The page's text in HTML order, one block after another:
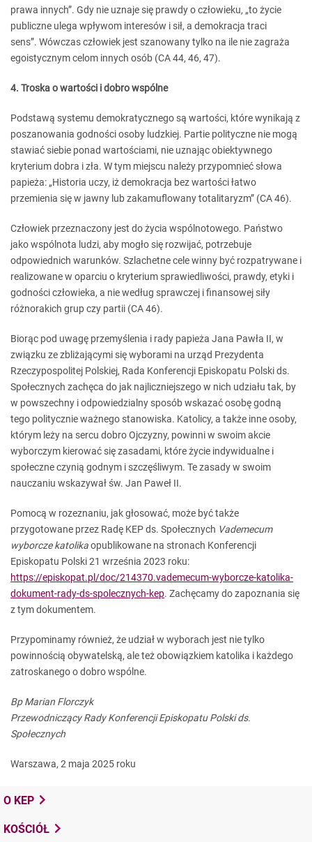
prawa innych”. Gdy nie uznaje się prawdy o człowieku, „to życie
publiczne ulega wpływom interesów i sił, a demokracja traci
sens”. Wówczas człowiek jest szanowany tylko na ile nie zagraża
egoistycznym celom innych osób (CA 44, 46, 47).
4. Troska o wartości i dobro wspólne
Podstawą systemu demokratycznego są wartości, które wynikają z
poszanowania godności osoby ludzkiej. Partie polityczne nie mogą
stawiać siebie ponad wartościami, nie uznając obiektywnego
kryterium dobra i zła. W tym miejscu należy przypomnieć słowa
papieża: „Historia uczy, iż demokracja bez wartości łatwo
przemienia się w jawny lub zakamuflowany totalitaryzm” (CA 46).
Człowiek przeznaczony jest do życia wspólnotowego. Państwo
jako wspólnota ludzi, aby mogło się rozwijać, potrzebuje
odpowiednich warunków. Szlachetne cele winny być rozpatrywane i
realizowane w oparciu o kryterium sprawiedliwości, prawdy, etyki i
godności człowieka, a nie według sprawczej i finansowej siły
różnorakich grup czy partii (CA 46).
Biorąc pod uwagę przemyślenia i rady papieża Jana Pawła II, w
związku ze zbliżającymi się wyborami na urząd Prezydenta
Rzeczypospolitej Polskiej, Rada Konferencji Episkopatu Polski ds.
Społecznych zachęca do jak najliczniejszego w nich udziału tak, by
w powszechny i odpowiedzialny sposób wskazać osobę godną
tego politycznie ważnego stanowiska. Katolicy, a także inne osoby,
którym leży na sercu dobro Ojczyzny, powinni w swoim akcie
wyborczym kierować się zasadami, które życie indywidualne i
społeczne czynią godnym i szczęśliwym. Te zasady w swoim
nauczaniu wskazywał św. Jan Paweł II.
Pomocą w rozeznaniu, jak głosować, może być także
przygotowane przez Radę KEP ds. Społecznych Vademecum
wyborcze katolikaopublikowane na stronach Konferencji
Episkopatu Polski 21 września 2023 roku:
https://episkopat.pl/doc/214370.vademecum-wyborcze-katolika-
dokument-rady-ds-spolecznych-kep. Zachęcamy do zapoznania się
z tym dokumentem.
Przypominamy również, że udział w wyborach jest nie tylko
powinnością obywatelską, ale też obowiązkiem katolika i każdego
zatroskanego o dobro wspólne.
Bp Marian Florczyk
Przewodniczący Rady Konferencji Episkopatu Polski ds.
Społecznych
Warszawa, 2 maja 2025 roku
O KEP
KOŚCIÓŁ